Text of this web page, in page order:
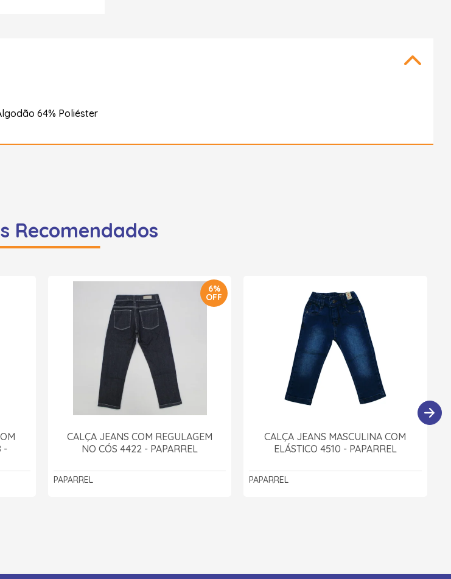
64% Poliéster
Recomendados
-
6%
OFF
CALÇA JEANS COM REGULAGEM
NO CÓS 4422 - PAPARREL
PAPARREL
CALÇA JEANS MASCULINA COM
ELÁSTICO 4510 - PAPARREL
PAPARREL